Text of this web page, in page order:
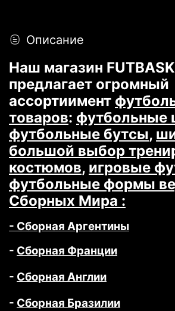
Описание
Наш магазин
предлагает огромный
ассортиимент
товаров: футбольные
футбольные бутсы,
большой выбор
костюмов, игровые
футбольные формы
Сборных Мира :
- Сборная Аргентины
- Сборная Франции
- Сборная Англии
- Сборная Бразилии